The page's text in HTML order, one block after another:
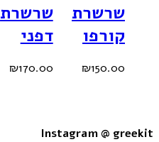
שרשרת
קורפו‎
₪150.00
שרשרת
דפני‎
₪170.00
Instagram @ greekit